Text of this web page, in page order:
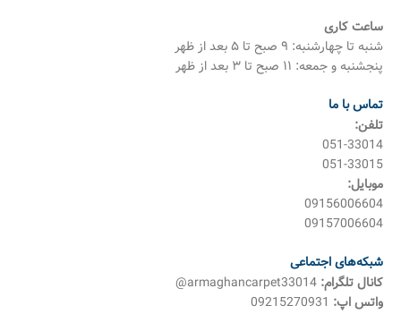
ساعت کاری
شنبه تا چهارشنبه: ۹ صبح تا ۵ بعد از ظهر
پنجشنبه و جمعه: ۱۱ صبح تا ۳ بعد از ظهر
تماس با ما
تلفن:
051-33014
051-33015
موبایل:
09156006604
09157006604
شبکه‌های اجتماعی
کانال تلگرام:
واتس اپ: 09215270931